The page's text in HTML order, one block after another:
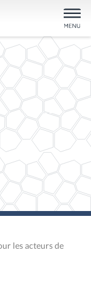
les acteurs de